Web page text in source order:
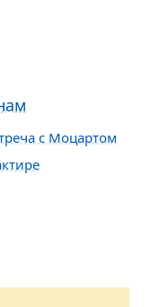
с Моцартом